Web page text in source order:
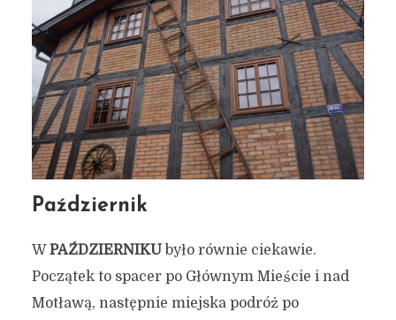
Październik
WPAŹDZIERNIKUbyło równie ciekawie.
Początek to spacer po Głównym Mieście i nad
Motławą, następnie miejska podróż po